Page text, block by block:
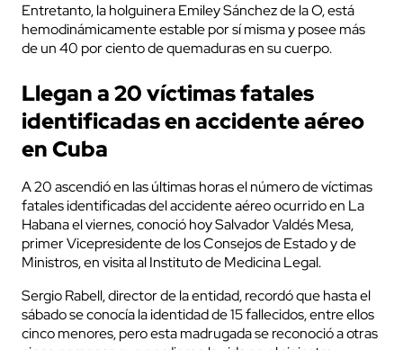
Entretanto, la holguinera Emiley Sánchez de la O, está
hemodinámicamente estable por sí misma y posee más
de un 40 por ciento de quemaduras en su cuerpo.
Llegan a 20 víctimas fatales
identificadas en accidente aéreo
en Cuba
A 20 ascendió en las últimas horas el número de víctimas
fatales identificadas del accidente aéreo ocurrido en La
Habana el viernes, conoció hoy Salvador Valdés Mesa,
primer Vicepresidente de los Consejos de Estado y de
Ministros, en visita al Instituto de Medicina Legal.
Sergio Rabell, director de la entidad, recordó que hasta el
sábado se conocía la identidad de 15 fallecidos, entre ellos
cinco menores, pero esta madrugada se reconoció a otras